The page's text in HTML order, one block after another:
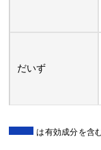
だいず
は有効成分を含